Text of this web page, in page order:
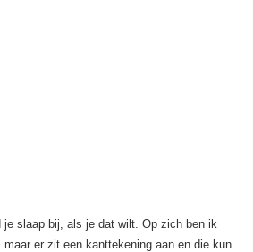
je slaap bij, als je dat wilt. Op zich ben ik
er zit een kanttekening aan en die kun